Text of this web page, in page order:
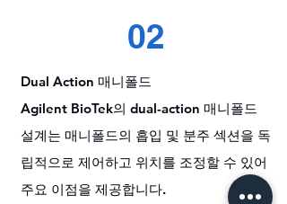
02
Dual Action 매니폴드
Agilent BioTek의 dual-action 매니폴드
설계는 매니폴드의 흡입 및 분주 섹션을 독
립적으로 제어하고 위치를 조정할 수 있어
주요 이점을 제공합니다.